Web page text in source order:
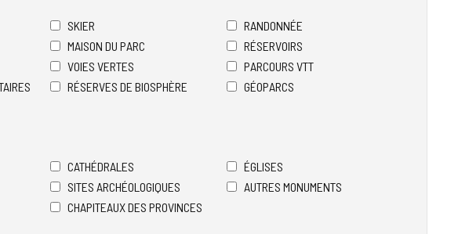
SKIER
RANDONNÉE
MAISON DU PARC
RÉSERVOIRS
VOIES VERTES
PARCOURS VTT
RÉSERVES DE BIOSPHÈRE
GÉOPARCS
CATHÉDRALES
ÉGLISES
SITES ARCHÉOLOGIQUES
AUTRES MONUMENTS
CHAPITEAUX DES PROVINCES